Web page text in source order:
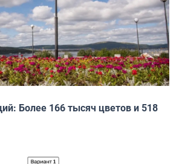
Более 166 тысяч цветов и 518